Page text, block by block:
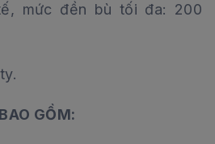
mức đền bù tối đa: 200
GỒM: